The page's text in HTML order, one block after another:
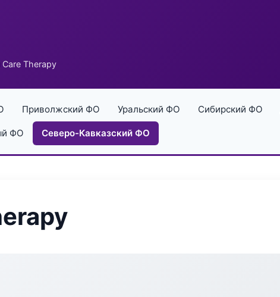
Therapy
Приволжский ФО Уральский ФО Сибирский ФО
ФО Северо-Кавказский ФО